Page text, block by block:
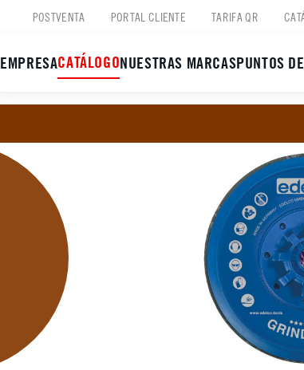
POSTVENTA PORTAL CLIENTE TARIFA QR
EMPRESACATÁLOGONUESTRAS MARCASPUNTOS